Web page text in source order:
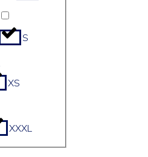
S
XS
XXXL